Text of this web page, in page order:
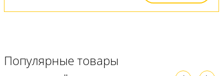
Популярные товары